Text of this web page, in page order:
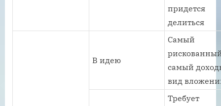
придется
делиться
В идею
Самый
самый
вид
Требует